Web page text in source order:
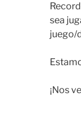
sea
juego/
¡Nos